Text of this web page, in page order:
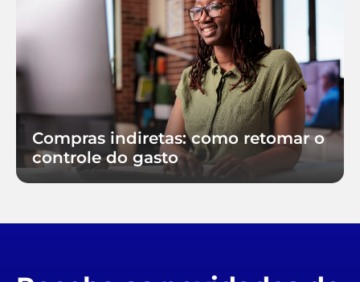
Compras indiretas: como retomar o
controle do gasto